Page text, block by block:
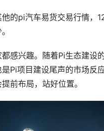
他的pi汽车易货交易行情，
感兴趣。随着Pi生态建
Pi项目建设尾声的市场反
前布局，站好位置。